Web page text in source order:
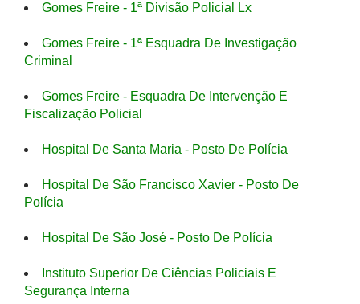
Gomes Freire - 1ª Divisão Policial Lx
Gomes Freire - 1ª Esquadra De Investigação
Criminal
Gomes Freire - Esquadra De Intervenção E
Fiscalização Policial
Hospital De Santa Maria - Posto De Polícia
Hospital De São Francisco Xavier - Posto De
Polícia
Hospital De São José - Posto De Polícia
Instituto Superior De Ciências Policiais E
Segurança Interna